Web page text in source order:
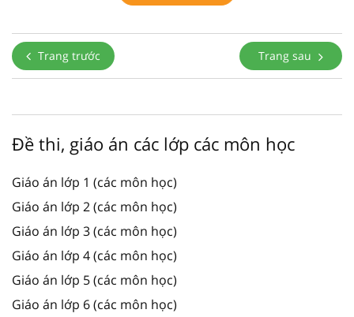
Trang trước Trang sau
Đề thi, giáo án các lớp các môn học
Giáo án lớp 1 (các môn học)
Giáo án lớp 2 (các môn học)
Giáo án lớp 3 (các môn học)
Giáo án lớp 4 (các môn học)
Giáo án lớp 5 (các môn học)
Giáo án lớp 6 (các môn học)